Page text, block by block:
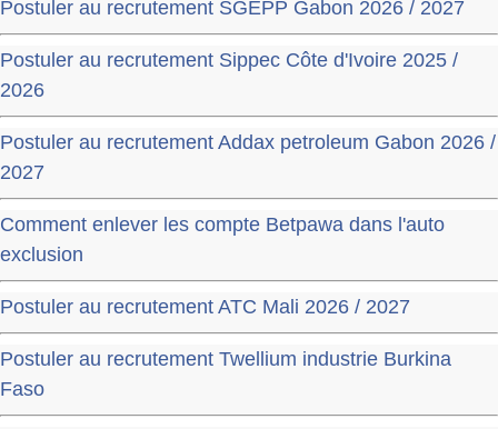
Postuler au recrutement SGEPP Gabon 2026 / 2027
Postuler au recrutement Sippec Côte d'Ivoire 2025 /
2026
Postuler au recrutement Addax petroleum Gabon 2026 /
2027
Comment enlever les compte Betpawa dans l'auto
exclusion
Postuler au recrutement ATC Mali 2026 / 2027
Postuler au recrutement Twellium industrie Burkina
Faso